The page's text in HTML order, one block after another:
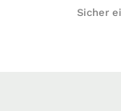
Sicher